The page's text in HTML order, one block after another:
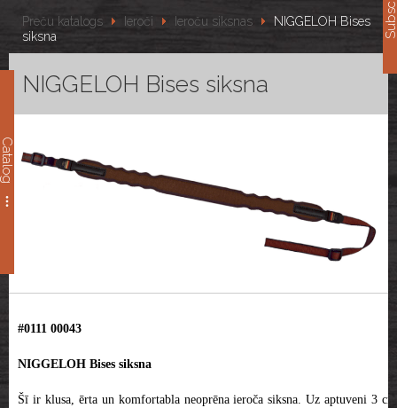
Catalog
Preču katalogs Ieroči Ieroču siksnas
NIGGELOH Bises
siksna
NIGGELOH Bises siksna
#0111 00043
NIGGELOH Bises siksna
Šī ir klusa, ērta un komfortabla neoprēna ieroča siksna. Uz aptuveni 3 cm